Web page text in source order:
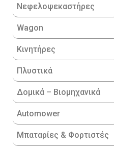
Νεφελοψεκαστήρες
Wagon
Κινητήρες
Πλυστικά
Δομικά – Βιομηχανικά
Automower
Μπαταρίες & Φορτιστές